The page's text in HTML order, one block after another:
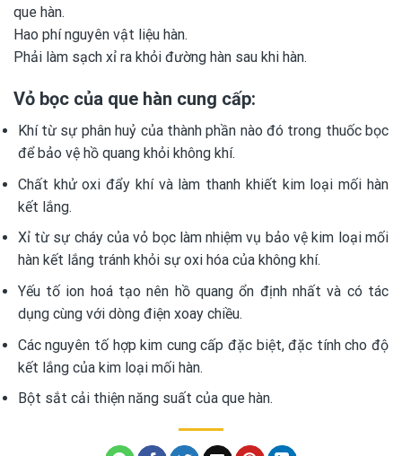
que hàn.
Hao phí nguyên vật liệu hàn.
Phải làm sạch xỉ ra khỏi đường hàn sau khi hàn.
Vỏ bọc của que hàn cung cấp:
Khí từ sự phân huỷ của thành phần nào đó trong thuốc bọc
để bảo vệ hồ quang khỏi không khí.
Chất khử oxi đẩy khí và làm thanh khiết kim loại mối hàn
kết lắng.
Xỉ từ sự cháy của vỏ bọc làm nhiệm vụ bảo vệ kim loại mối
hàn kết lắng tránh khỏi sự oxi hóa của không khí.
Yếu tố ion hoá tạo nên hồ quang ổn định nhất và có tác
dụng cùng với dòng điện xoay chiều.
Các nguyên tố hợp kim cung cấp đặc biệt, đặc tính cho độ
kết lắng của kim loại mối hàn.
Bột sắt cải thiện năng suất của que hàn.